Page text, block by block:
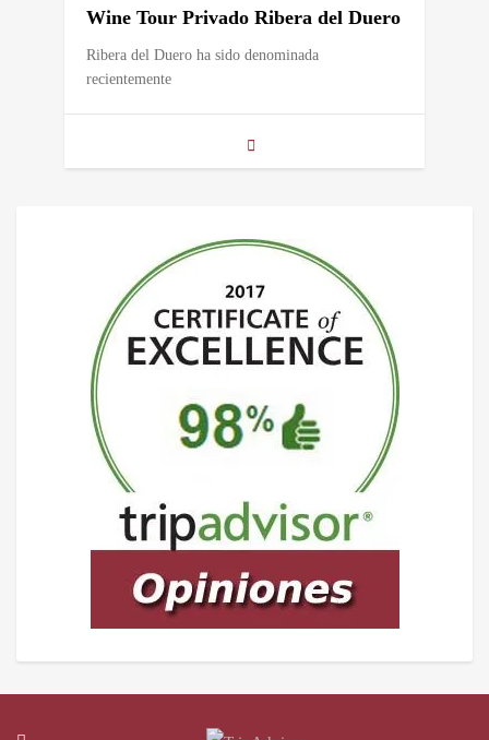
Wine Tour Privado Ribera del Duero
Ribera del Duero ha sido denominada
recientemente